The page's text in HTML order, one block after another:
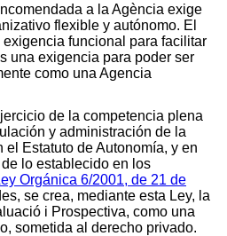
a la Agència exige
flexible y autónomo. El
funcional para facilitar
una exigencia para poder ser
como una Agencia
de la competencia plena
y administración de la
Estatuto de Autonomía, y en
lo establecido en los
Orgánica 6/2001, de 21 de
se crea, mediante esta Ley, la
i Prospectiva, como una
sometida al derecho privado.